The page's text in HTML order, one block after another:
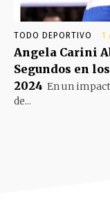
TODO DEPORTIVO 1
Angela Carini
Segundos en
2024 En un
de...